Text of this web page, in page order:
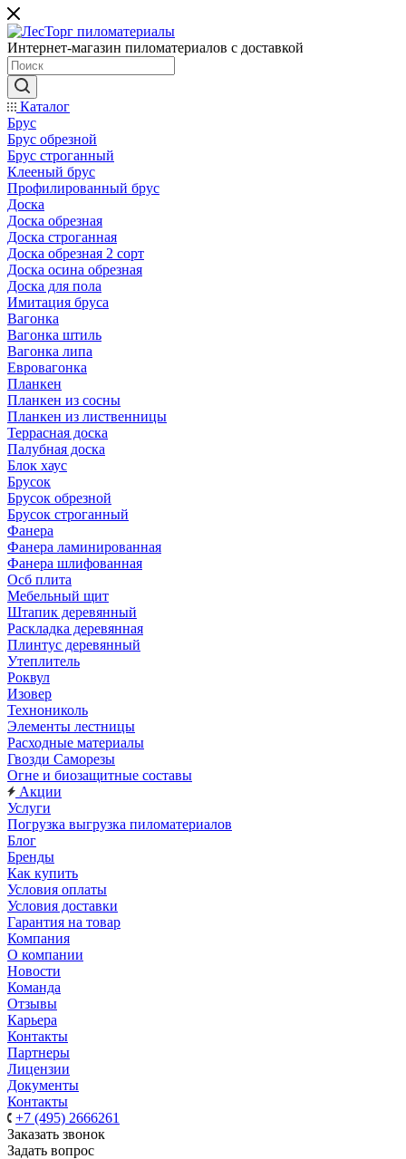
Интернет-магазин пиломатериалов с доставкой
Каталог
Брус
Брус обрезной
Брус строганный
Клееный брус
Профилированный брус
Доска
Доска обрезная
Доска строганная
Доска обрезная 2 сорт
Доска осина обрезная
Доска для пола
Имитация бруса
Вагонка
Вагонка штиль
Вагонка липа
Евровагонка
Планкен
Планкен из сосны
Планкен из лиственницы
Террасная доска
Палубная доска
Блок хаус
Брусок
Брусок обрезной
Брусок строганный
Фанера
Фанера ламинированная
Фанера шлифованная
Осб плита
Мебельный щит
Штапик деревянный
Раскладка деревянная
Плинтус деревянный
Утеплитель
Роквул
Изовер
Технониколь
Элементы лестницы
Расходные материалы
Гвозди Саморезы
Огне и биозащитные составы
Акции
Услуги
Погрузка выгрузка пиломатериалов
Блог
Бренды
Как купить
Условия оплаты
Условия доставки
Гарантия на товар
Компания
О компании
Новости
Команда
Отзывы
Карьера
Контакты
Партнеры
Лицензии
Документы
Контакты
+7 (495) 2666261
Заказать звонок
Задать вопрос